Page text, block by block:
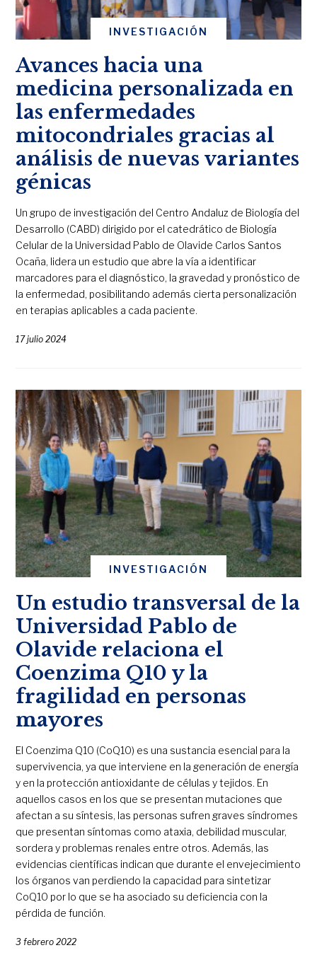
INVESTIGACIÓN
Avances hacia una
medicina personalizada en
las enfermedades
mitocondriales gracias al
análisis de nuevas variantes
génicas
Un grupo de investigación del Centro Andaluz de Biología del
Desarrollo (CABD) dirigido por el catedrático de Biología
Celular de la Universidad Pablo de Olavide Carlos Santos
Ocaña, lidera un estudio que abre la vía a identificar
marcadores para el diagnóstico, la gravedad y pronóstico de
la enfermedad, posibilitando además cierta personalización
en terapias aplicables a cada paciente.
17 julio 2024
INVESTIGACIÓN
Un estudio transversal de la
Universidad Pablo de
Olavide relaciona el
Coenzima Q10 y la
fragilidad en personas
mayores
El Coenzima Q10 (CoQ10) es una sustancia esencial para la
supervivencia, ya que interviene en la generación de energía
y en la protección antioxidante de células y tejidos. En
aquellos casos en los que se presentan mutaciones que
afectan a su síntesis, las personas sufren graves síndromes
que presentan síntomas como ataxia, debilidad muscular,
sordera y problemas renales entre otros. Además, las
evidencias científicas indican que durante el envejecimiento
los órganos van perdiendo la capacidad para sintetizar
CoQ10 por lo que se ha asociado su deficiencia con la
pérdida de función.
3 febrero 2022